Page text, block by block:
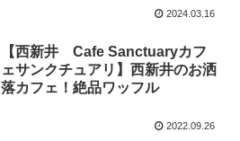
2024.03.16
【西新井 Cafe Sanctuaryカフ
ェサンクチュアリ】西新井のお洒
落カフェ！絶品ワッフル
2022.09.26